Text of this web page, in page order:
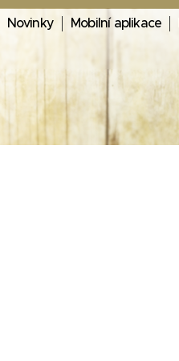
Novinky Mobilní aplikace